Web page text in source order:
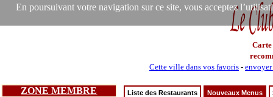
En poursuivant votre navigation sur ce site, vous acceptez
Carte
Cette ville dans vos favoris -
ZONE MEMBRE Liste des Restaurants Nouveaux Menus